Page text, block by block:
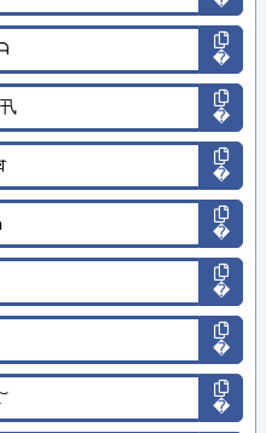
�
�
�
�
�
�
�